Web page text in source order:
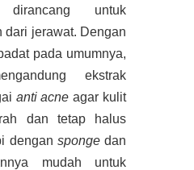
untuk
dari jerawat. Dengan
pada umumnya,
ekstrak
anti acne agar kulit
dan tetap halus
dengan spongedan
mudah untuk